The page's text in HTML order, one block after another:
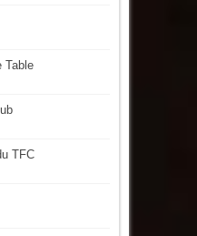
Table
TFC